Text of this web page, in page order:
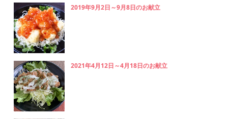
2019年9月2日～9月8日のお献立
2021年4月12日～4月18日のお献立